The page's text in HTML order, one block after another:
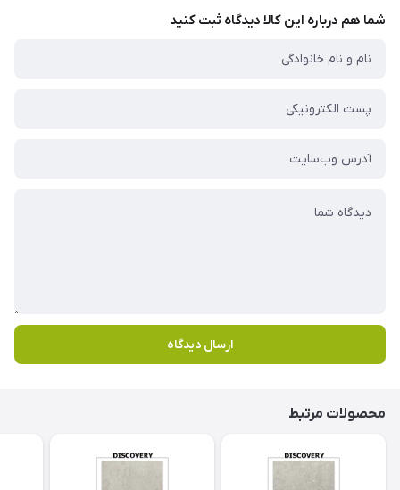
شما هم درباره این کالا دیدگاه ثبت کنید
ارسال دیدگاه
محصولات مرتبط